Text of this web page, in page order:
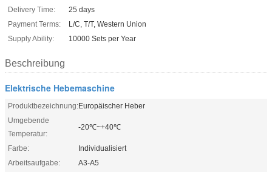
Delivery Time:
25 days
Payment Terms:
L/C, T/T, Western Union
Supply Ability:
10000 Sets per Year
Beschreibung
Elektrische Hebemaschine
Produktbezeichnung:Europäischer Heber
Umgebende
Temperatur:
-20℃~+40℃
Farbe:
Individualisiert
Arbeitsaufgabe:
A3-A5